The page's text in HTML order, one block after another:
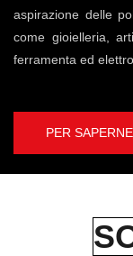
aspirazione delle
come gioielleria,
ferramenta ed
PER